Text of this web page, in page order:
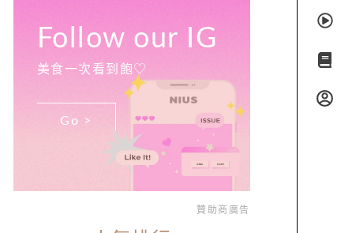
Follow our IG
美食一次看到飽♡
Go >
贊助商廣告